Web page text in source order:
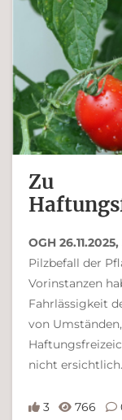
Zu
OGH
Pilzbefall der
Vorinstanzen
Fahrlässigkeit
von
nicht ersichtlich.
3 766